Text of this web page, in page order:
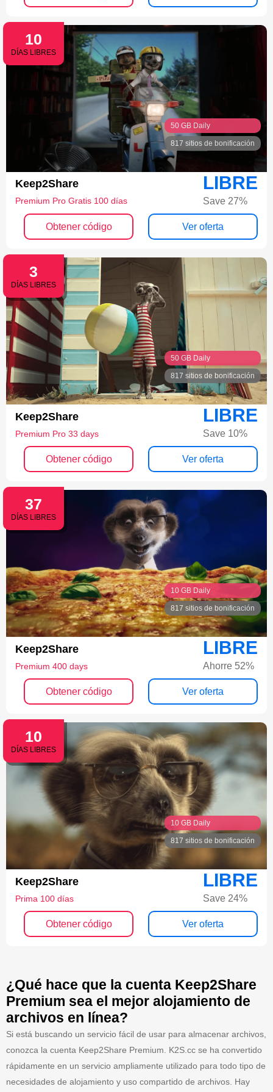
10
DÍAS LIBRES
50 GB Daily
817 sitios de bonificación
Keep2Share
Premium Pro Gratis 100 días
LIBRE
Save 27%
Obtener código Ver oferta
3
DÍAS LIBRES
50 GB Daily
817 sitios de bonificación
Keep2Share
Premium Pro 33 days
LIBRE
Save 10%
Obtener código Ver oferta
37
DÍAS LIBRES
10 GB Daily
817 sitios de bonificación
Keep2Share
Premium 400 days
LIBRE
Ahorre 52%
Obtener código Ver oferta
10
DÍAS LIBRES
10 GB Daily
817 sitios de bonificación
Keep2Share
Prima 100 días
LIBRE
Save 24%
Obtener código Ver oferta
¿Qué hace que la cuenta Keep2Share
Premium sea el mejor alojamiento de
archivos en línea?
Si está buscando un servicio fácil de usar para almacenar archivos,
conozca la cuenta Keep2Share Premium. K2S.cc se ha convertido
rápidamente en un servicio ampliamente utilizado para todo tipo de
necesidades de alojamiento y uso compartido de archivos. Hay